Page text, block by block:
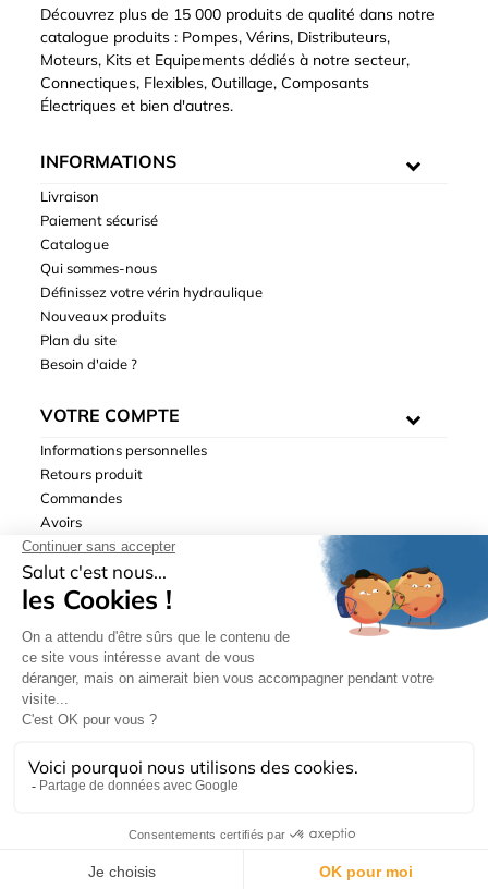
Découvrez plus de 15 000 produits de qualité dans notre
catalogue produits : Pompes, Vérins, Distributeurs,
Moteurs, Kits et Equipements dédiés à notre secteur,
Connectiques, Flexibles, Outillage, Composants
Électriques et bien d'autres.
INFORMATIONS
Livraison
Paiement sécurisé
Catalogue
Qui sommes-nous
Définissez votre vérin hydraulique
Nouveaux produits
Plan du site
Besoin d'aide ?
VOTRE COMPTE
Informations personnelles
Retours produit
Commandes
Avoirs
Adresses
Bons de réduction
de ventes| © Hydrodis 2003-2026. Tous droits réservés